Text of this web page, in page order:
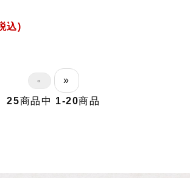
込)
«
»
25商品中 1-20商品